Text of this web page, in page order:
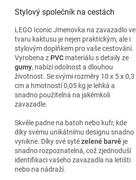
Stylový společník na cestách
LEGO Iconic Jmenovka na zavazadlo ve
tvaru kaktusu je nejen praktickým, ale i
stylovým doplňkem pro vaše cestování.
Vyrobena z PVC materiálu s detaily ze
gumy, nabízí odolnost a dlouhou
životnost. Se svými rozměry 10 x 5 x 0,3
cm a hmotností 0,05 kg je lehká a
snadno použitelná na jakémkoli
zavazadle.
Skvěle padne na batoh nebo kufr, kde
díky svému unikátnímu designu snadno
vynikne. Díky své sytézelené barvě je
snadno rozpoznatelná, což zjednoduší
identifikaci vašeho zavazadla na letišti
nebo na nádraží.